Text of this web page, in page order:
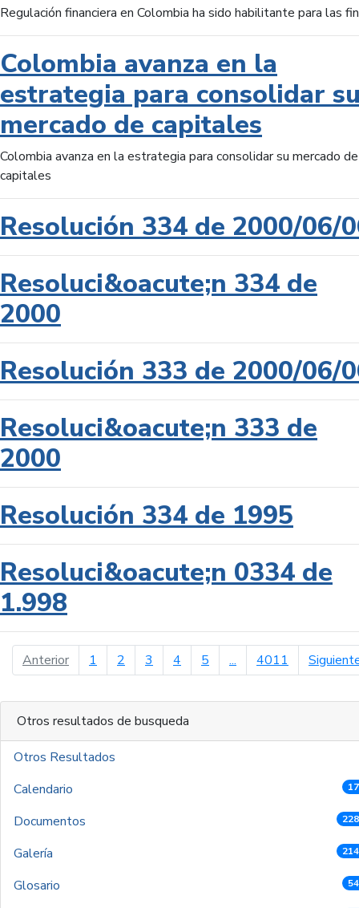
Regulación financiera en Colombia ha sido habilitante para las
Colombia avanza en la
estrategia para consolidar
mercado de capitales
Colombia avanza en la estrategia para consolidar su mercado de
capitales
Resolución 334 de 2000/06/
Resoluci&oacute;n 334 de
2000
Resolución 333 de 2000/06/
Resoluci&oacute;n 333 de
2000
Resolución 334 de 1995
Resoluci&oacute;n 0334 de
1.998
Anteriorpágina anterior
1 2 3 4 5 ... 4011
Otros resultados de busqueda
Otros Resultados
Calendario
Documentos
Galería
Glosario